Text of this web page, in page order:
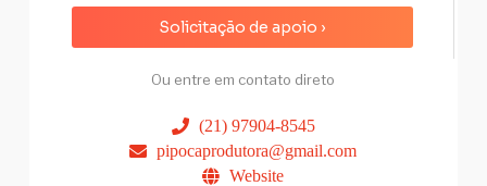
Solicitação de apoio ›
Ou entre em contato direto
(21) 97904-8545
pipocaprodutora@gmail.com
Website